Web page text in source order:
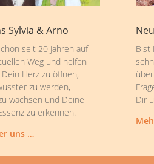
Sylvia & Arno
seit 20 Jahren auf
Weg und helfen
Herz zu öffnen,
zu werden,
wachsen und Deine
zu erkennen.
uns …
Bist
Dir